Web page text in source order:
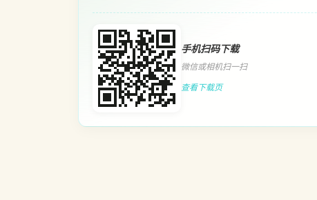
手机扫码下载
微信或相机扫一扫
查看下载页